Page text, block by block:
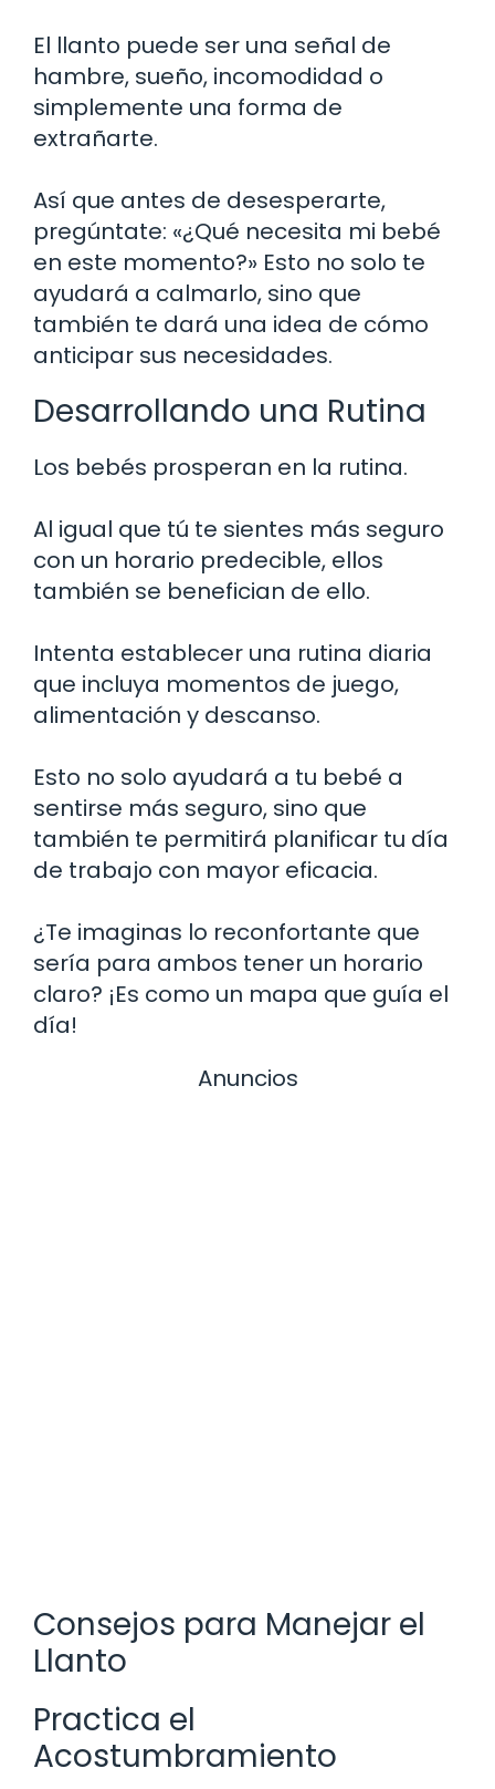
El llanto puede ser una señal de
hambre, sueño, incomodidad o
simplemente una forma de
extrañarte.
Así que antes de desesperarte,
pregúntate: «¿Qué necesita mi bebé
en este momento?» Esto no solo te
ayudará a calmarlo, sino que
también te dará una idea de cómo
anticipar sus necesidades.
Desarrollando una Rutina
Los bebés prosperan en la rutina.
Al igual que tú te sientes más seguro
con un horario predecible, ellos
también se benefician de ello.
Intenta establecer una rutina diaria
que incluya momentos de juego,
alimentación y descanso.
Esto no solo ayudará a tu bebé a
sentirse más seguro, sino que
también te permitirá planificar tu día
de trabajo con mayor eficacia.
¿Te imaginas lo reconfortante que
sería para ambos tener un horario
claro? ¡Es como un mapa que guía el
día!
Anuncios
Consejos para Manejar el
Llanto
Practica el
Acostumbramiento